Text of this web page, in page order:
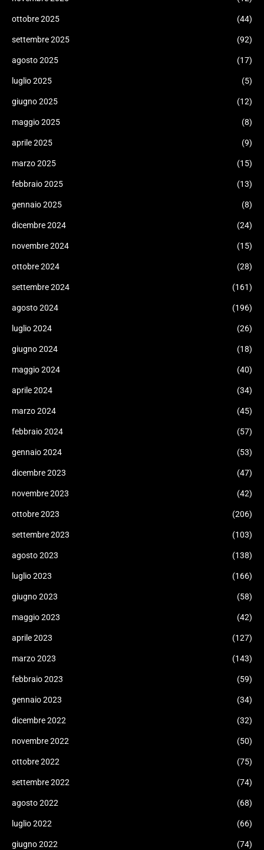
ottobre 2025 (44)
settembre 2025 (92)
agosto 2025 (17)
luglio 2025 (5)
giugno 2025 (12)
maggio 2025 (8)
aprile 2025 (9)
marzo 2025 (15)
febbraio 2025 (13)
gennaio 2025 (8)
dicembre 2024 (24)
novembre 2024 (15)
ottobre 2024 (28)
settembre 2024 (161)
agosto 2024 (196)
luglio 2024 (26)
giugno 2024 (18)
maggio 2024 (40)
aprile 2024 (34)
marzo 2024 (45)
febbraio 2024 (57)
gennaio 2024 (53)
dicembre 2023 (47)
novembre 2023 (42)
ottobre 2023 (206)
settembre 2023 (103)
agosto 2023 (138)
luglio 2023 (166)
giugno 2023 (58)
maggio 2023 (42)
aprile 2023 (127)
marzo 2023 (143)
febbraio 2023 (59)
gennaio 2023 (34)
dicembre 2022 (32)
novembre 2022 (50)
ottobre 2022 (75)
settembre 2022 (74)
agosto 2022 (68)
luglio 2022 (66)
giugno 2022 (74)